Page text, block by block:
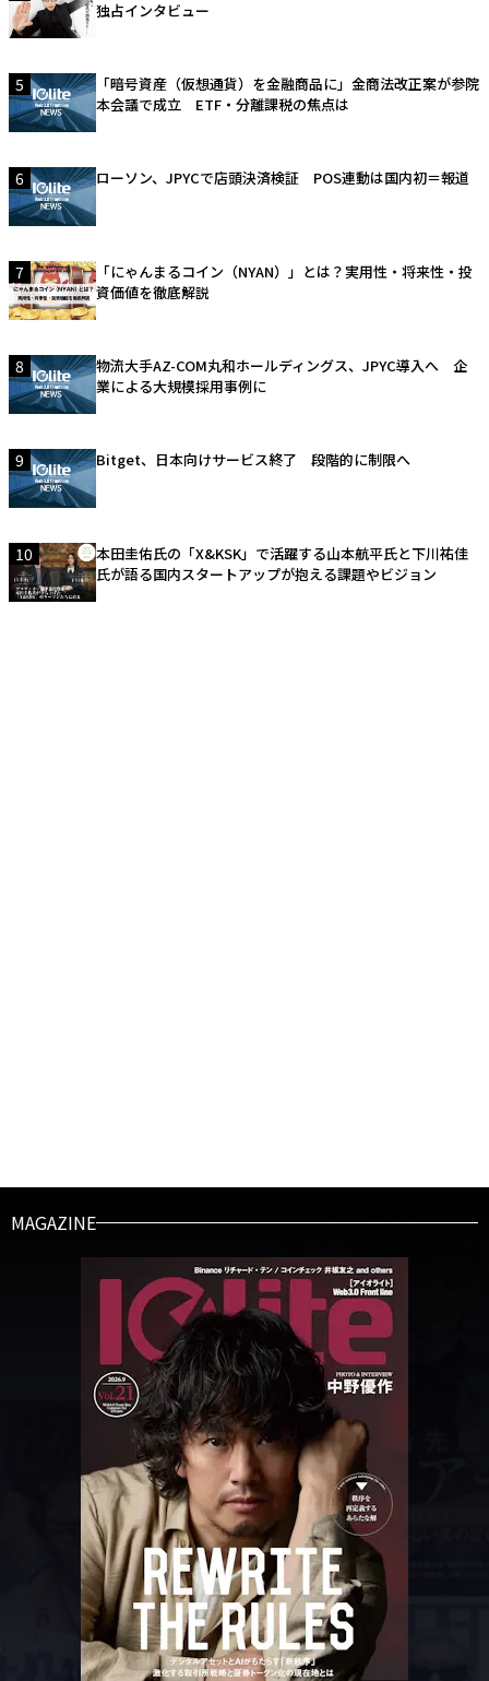
独占インタビュー
5
「暗号資産（仮想通貨）を金融商品に」金商法改正案が参院
本会議で成立 ETF・分離課税の焦点は
6 ローソン、JPYCで店頭決済検証 POS連動は国内初＝報道
7
「にゃんまるコイン（NYAN）」とは？実用性・将来性・投
資価値を徹底解説
8
物流大手AZ-COM丸和ホールディングス、JPYC導入へ 企
業による大規模採用事例に
9 Bitget、日本向けサービス終了 段階的に制限へ
10
本田圭佑氏の「X&KSK」で活躍する山本航平氏と下川祐佳
氏が語る国内スタートアップが抱える課題やビジョン
MAGAZINE